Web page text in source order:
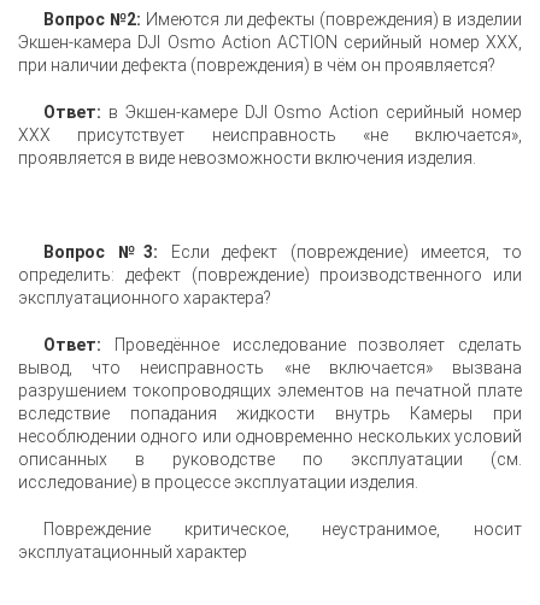
Вопрос №2: Имеются ли дефекты (повреждения) в изделии
Экшен-камера DJI Osmo Action ACTION серийный номер XXX,
при наличии дефекта (повреждения) в чём он проявляется?
Ответ: в Экшен-камере DJI Osmo Action серийный номер
XXX присутствует неисправность «не включается»,
проявляется в виде невозможности включения изделия.
Вопрос №3:
Если дефект (повреждение) имеется, то
определить: дефект (повреждение) производственного или
эксплуатационного характера?
Ответ:
Проведённое исследование позволяет сделать
вывод, что неисправность «не включается» вызвана
разрушением токопроводящих элементов на печатной плате
вследствие попадания жидкости внутрь Камеры при
несоблюдении одного или одновременно нескольких условий
описанных в руководстве по эксплуатации (см.
исследование) в процессе эксплуатации изделия.
Повреждение критическое, неустранимое, носит
эксплуатационный характер